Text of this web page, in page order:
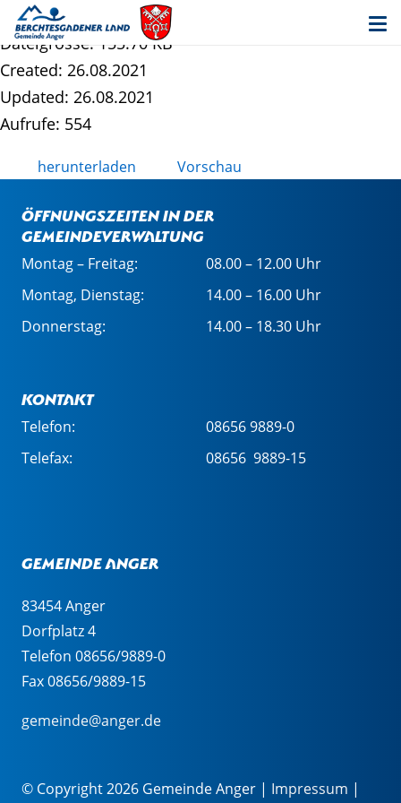
ANG_M3_Markterkundung_Ergebnis
Dateigrösse: 155.70 KB
Created: 26.08.2021
Updated: 26.08.2021
Aufrufe: 554
herunterladen Vorschau
Öffnungszeiten in der
Gemeindeverwaltung
Montag – Freitag:
08.00 – 12.00 Uhr
Montag, Dienstag:
14.00 – 16.00 Uhr
Donnerstag:
14.00 – 18.30 Uhr
Kontakt
Telefon:
08656 9889-0
Telefax:
08656 9889-15
Gemeinde Anger
83454 Anger
Dorfplatz 4
Telefon 08656/9889-0
Fax 08656/9889-15
gemeinde@anger.de
© Copyright 2026 Gemeinde Anger | Impressum |